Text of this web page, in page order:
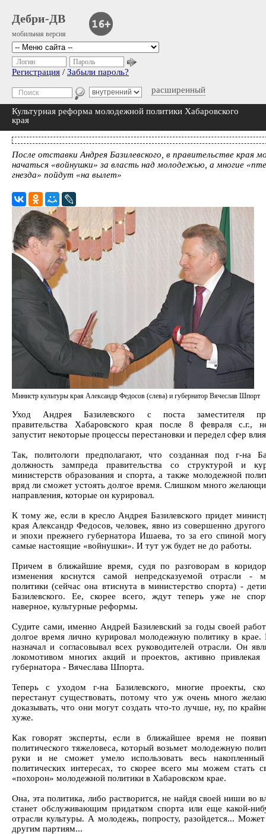
Дебри-ДВ
мобильная версия
расширенный
Логин Пароль
Регистрация / Забыли пароль?
Культурная реформа молодежной политики Хабаровского
края
После отставки Андрея Базилевского, в правительстве края
начаться «войнушки» за власть над молодежью, а многие
гнезда» пойдут «на вылет»
Министр культуры края Александр Федосов (слева) и губернатор Вячеслав Шпорт
Уход Андрея Базилевского с поста заместителя
правительства Хабаровского края после 8 февраля с.г.,
запустит некоторые процессы перестановки и передел сфер
Так, политологи предполагают, что созданная под г-на
должность зампреда правительства со структурой и
министерств образования и спорта, а также молодежной
вряд ли сможет устоять долгое время. Слишком много
направления, которые он курировал.
К тому же, если в кресло Андрея Базилевского придет
края Александр Федосов, человек, явно из совершенно
и эпохи прежнего губернатора Ишаева, то за его спиной
самые настоящие «войнушки». И тут уж будет не до работы.
Причем в ближайшие время, судя по разговорам в
изменения коснутся самой непредсказуемой отрасли -
политики (сейчас она втиснута в министерство спорта) -
Базилевского. Ее, скорее всего, ждут теперь уже не
наверное, культурные реформы.
Судите сами, именно Андрей Базилевский за годы своей
долгое время лично курировал молодежную политику в
назначал и согласовывал всех руководителей отрасли. Он
локомотивом многих акций и проектов, активно
губернатора - Вячеслава Шпорта.
Теперь с уходом г-на Базилевского, многие проекты,
перестанут существовать, потому что уж очень много
доказывать, что они могут создать что-то лучше, ну, по
хуже.
Как говорят эксперты, если в ближайшее время не
политического тяжеловеса, который возьмет молодежную
руки и не сможет умело использовать весь
политических интересах, то скорее всего мы можем стать
«похорон» молодежной политики в Хабаровском крае.
Она, эта политика, либо растворится, не найдя своей ниши во
станет обслуживающим придатком спорта или еще какой-
отрасли культуры. А молодежь, попросту, разойдется...
другим партиям...